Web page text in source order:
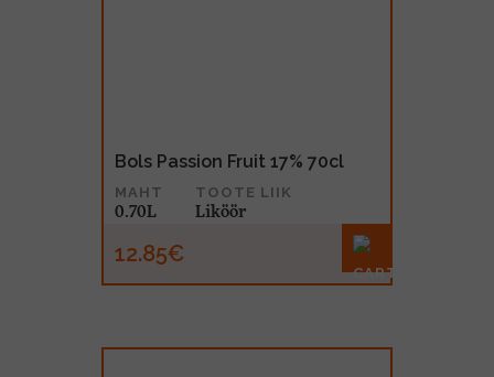
Bols Passion Fruit 17% 70cl
MAHT
0.70L
TOOTE LIIK
Liköör
12.85€